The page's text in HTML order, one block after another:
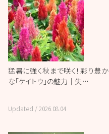
猛暑に強く秋まで咲く！彩り豊か
な「ケイトウ」の魅力｜失…
Updated /2026.08.04